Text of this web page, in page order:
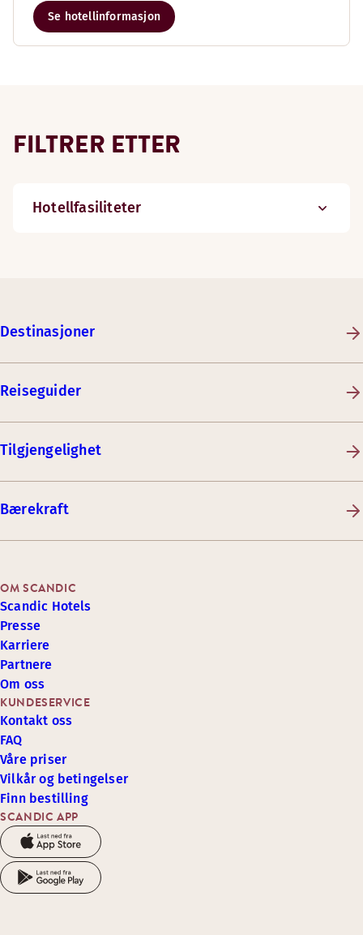
Se hotellinformasjon
FILTRER ETTER
Hotellfasiliteter
Destinasjoner
Reiseguider
Tilgjengelighet
Bærekraft
SCANDIC APP
KUNDESERVICE
Kontakt oss
FAQ
Våre priser
Vilkår og betingelser
Finn bestilling
OM SCANDIC
Scandic Hotels
Presse
Karriere
Partnere
Om oss